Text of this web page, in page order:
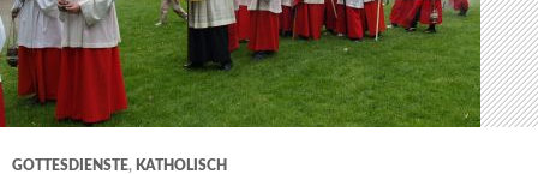
GOTTESDIENSTE, KATHOLISCH